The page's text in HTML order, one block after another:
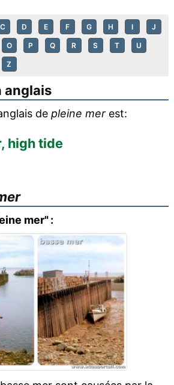
C D E F G H I J
O P Q R S T U
Z
anglais
de pleine merest:
high tide
mer" :